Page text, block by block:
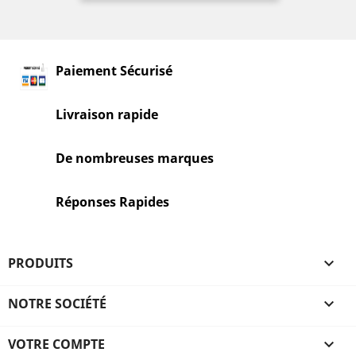
Paiement Sécurisé
Livraison rapide
De nombreuses marques
Réponses Rapides
PRODUITS 
NOTRE SOCIÉTÉ 
VOTRE COMPTE 